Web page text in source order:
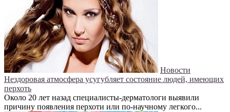
Новости
Нездоровая атмосфера усугубляет состояние людей, имеющих
перхоть
Около 20 лет назад специалисты-дерматологи выявили
причину появления перхоти или по-научному легкого...